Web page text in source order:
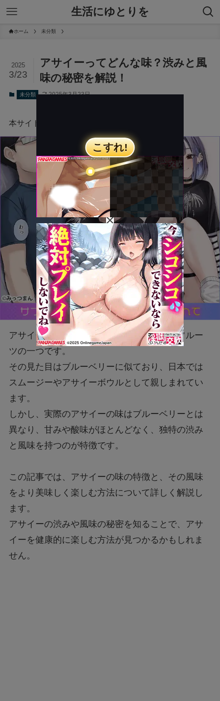
生活にゆとりを
ホーム 未分類
アサイーってどんな味？渋みと風
味の秘密を解説！
2025
3/23
未分類 2025年3月23日
本サイトにはプロモーションが含まれています。
アサイーは、近年注目されているスーパーフルー
ツの一つです。
その見た目はブルーベリーに似ており、日本では
スムージーやアサイーボウルとして親しまれてい
ます。
しかし、実際のアサイーの味はブルーベリーとは
異なり、甘みや酸味がほとんどなく、独特の渋み
と風味を持つのが特徴です。
この記事では、アサイーの味の特徴と、その風味
をより美味しく楽しむ方法について詳しく解説し
ます。
アサイーの渋みや風味の秘密を知ることで、アサ
イーを健康的に楽しむ方法が見つかるかもしれま
せん。